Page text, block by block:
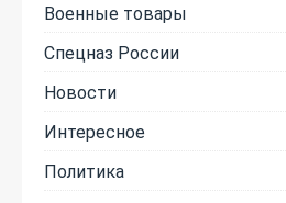
Военные товары
Спецназ России
Новости
Интересное
Политика